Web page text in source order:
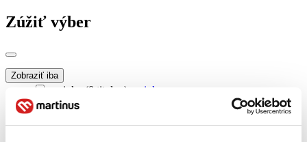
Zúžiť výber
Zobraziť iba
novinky (0 titulov)
novinky
zľavnené tituly (0 titulov)
Dostupnosť